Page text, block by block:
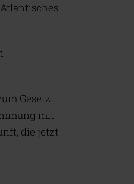
Gesetz
mit
die jetzt